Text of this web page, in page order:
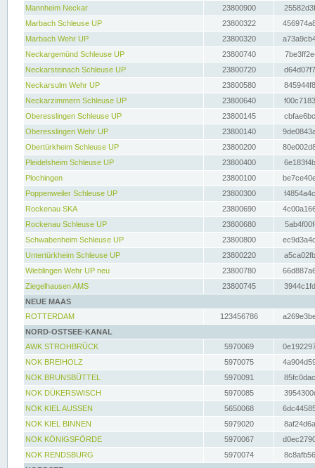
Mannheim Neckar
23800900
Marbach Schleuse UP
23800322
Marbach Wehr UP
23800320
Neckargemünd Schleuse UP
23800740
Neckarsteinach Schleuse UP
23800720
Neckarsulm Wehr UP
23800580
Neckarzimmern Schleuse UP
23800640
Oberesslingen Schleuse UP
23800145
Oberesslingen Wehr UP
23800140
Obertürkheim Schleuse UP
23800200
Pleidelsheim Schleuse UP
23800400
Plochingen
23800100
Poppenweiler Schleuse UP
23800300
Rockenau SKA
23800690
Rockenau Schleuse UP
23800680
Schwabenheim Schleuse UP
23800800
Untertürkheim Schleuse UP
23800220
Wieblingen Wehr UP neu
23800780
Ziegelhausen AMS
23800745
NEUE MAAS
ROTTERDAM
123456786
NORD-OSTSEE-KANAL
AWK STROHBRÜCK
5970069
NOK BREIHOLZ
5970075
NOK BRUNSBÜTTEL
5970091
NOK DÜKERSWISCH
5970085
NOK KIEL AUSSEN
5650068
NOK KIEL BINNEN
5979020
NOK KÖNIGSFÖRDE
5970067
NOK RENDSBURG
5970074